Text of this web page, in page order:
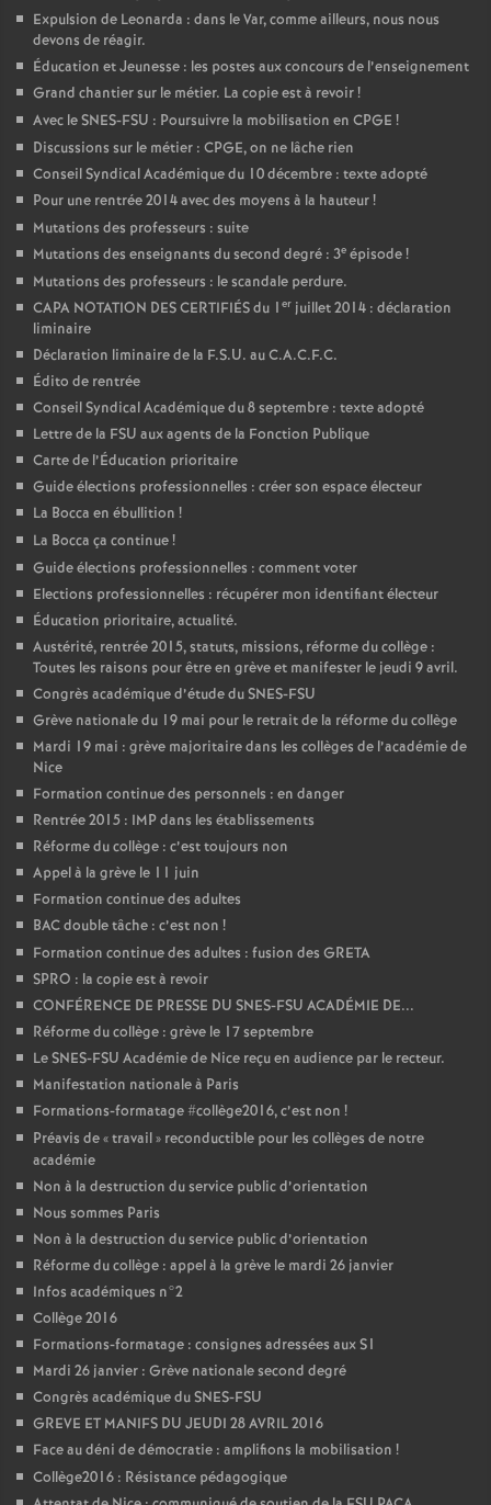
Expulsion de Leonarda : dans le Var, comme ailleurs, nous nous
devons de réagir.
Éducation et Jeunesse : les postes aux concours de l’enseignement
Grand chantier sur le métier. La copie est à revoir!
Avec le SNES-FSU : Poursuivre la mobilisation en CPGE !
Discussions sur le métier : CPGE, on ne lâche rien
Conseil Syndical Académique du 10 décembre : texte adopté
Pour une rentrée 2014 avec des moyens à la hauteur!
Mutations des professeurs : suite
Mutations des enseignants du second degré : 3e épisode!
Mutations des professeurs : le scandale perdure.
CAPA NOTATION DES CERTIFIÉS du 1 er juillet 2014 : déclaration
liminaire
Déclaration liminaire de la F.S.U. au C.A.C.F.C.
Édito de rentrée
Conseil Syndical Académique du 8 septembre : texte adopté
Lettre de la FSU aux agents de la Fonction Publique
Carte de l’Éducation prioritaire
Guide élections professionnelles : créer son espace électeur
La Bocca en ébullition !
La Bocca ça continue!
Guide élections professionnelles : comment voter
Elections professionnelles : récupérer mon identifiant électeur
Éducation prioritaire, actualité.
Austérité, rentrée 2015, statuts, missions, réforme du collège :
Toutes les raisons pour être en grève et manifester le jeudi 9 avril.
Congrès académique d’étude du SNES-FSU
Grève nationale du 19 mai pour le retrait de la réforme du collège
Mardi 19 mai : grève majoritaire dans les collèges de l’académie de
Nice
Formation continue des personnels : en danger
Rentrée 2015 : IMP dans les établissements
Réforme du collège : c’est toujours non
Appel à la grève le 11 juin
Formation continue des adultes
BAC double tâche : c’est non !
Formation continue des adultes : fusion des GRETA
SPRO : la copie est à revoir
CONFÉRENCE DE PRESSE DU SNES-FSU ACADÉMIE DE...
Réforme du collège : grève le 17 septembre
Le SNES-FSU Académie de Nice reçu en audience par le recteur.
Manifestation nationale à Paris
Formations-formatage #collège2016, c’est non !
Préavis de «travail» reconductible pour les collèges de notre
académie
Non à la destruction du service public d’orientation
Nous sommes Paris
Non à la destruction du service public d’orientation
Réforme du collège : appel à la grève le mardi 26 janvier
Infos académiques n°2
Collège 2016
Formations-formatage : consignes adressées aux S1
Mardi 26 janvier : Grève nationale second degré
Congrès académique du SNES-FSU
GREVE ET MANIFS DU JEUDI 28 AVRIL 2016
Face au déni de démocratie : amplifions la mobilisation !
Collège2016 : Résistance pédagogique